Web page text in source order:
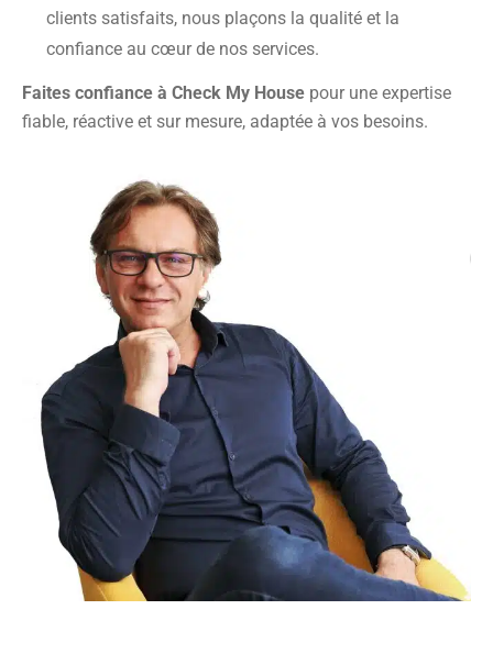
clients satisfaits, nous plaçons la qualité et la
confiance au cœur de nos services.
Faites confiance à Check My House pour une expertise
fiable, réactive et sur mesure, adaptée à vos besoins.